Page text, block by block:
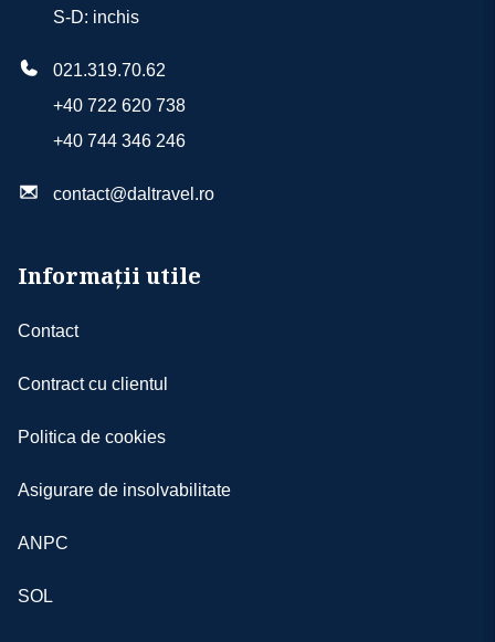
S-D: inchis
021.319.70.62
+40 722 620 738
+40 744 346 246
contact@daltravel.ro
Informații utile
Contact
Contract cu clientul
Politica de cookies
Asigurare de insolvabilitate
ANPC
SOL